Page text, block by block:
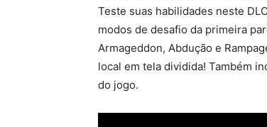
Teste suas habilidades neste
modos de desafio da primeira
Armageddon, Abdução e
local em tela dividida! Também
do jogo.